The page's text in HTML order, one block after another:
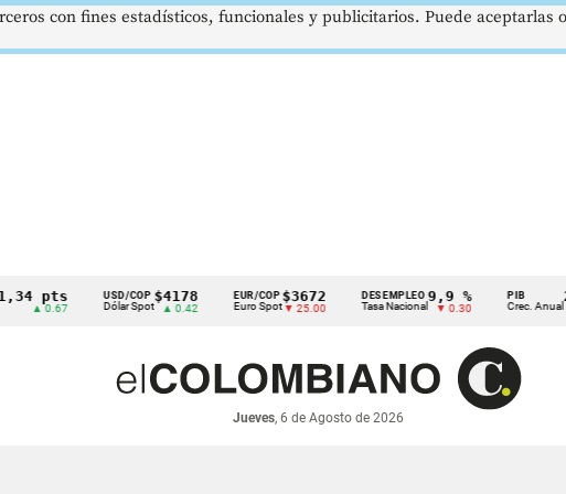
pts USD/COP
Dólar Spot
$4178
▲ 0.42
EUR/COP
Euro Spot
$3672
▼ 25.00
DESEMPLEO
Tasa Nacional
9,9 %
▼ 0.30
PIB
Crec. Anual
2,8
▲ 0.10
Jueves, 6 de Agosto de 2026
con fines estadísticos, funcionales y publicitarios. Puede aceptarlas